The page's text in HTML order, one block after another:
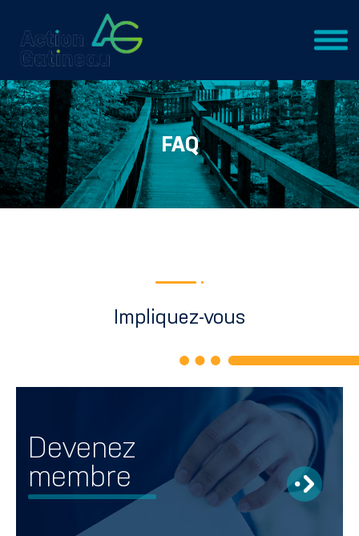
FAQ
Impliquez-vous
Devenez
membre